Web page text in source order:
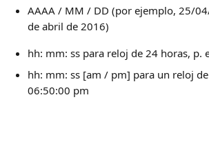
AAAA / MM / DD (por ejemplo, 25/
de abril de 2016)
hh: mm: ss para reloj de 24 horas, p.
hh: mm: ss [am / pm] para un reloj
06:50:00 pm